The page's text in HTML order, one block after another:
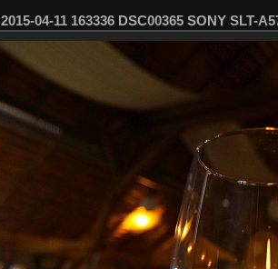
2015-04-11 163336 DSC00365 SONY SLT-